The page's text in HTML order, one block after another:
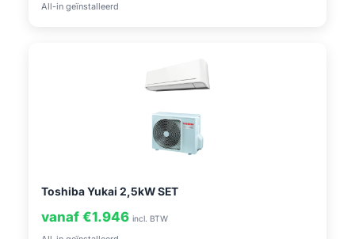
All-in geïnstalleerd
Toshiba Yukai 2,5kW SET
vanaf €1.946 incl. BTW